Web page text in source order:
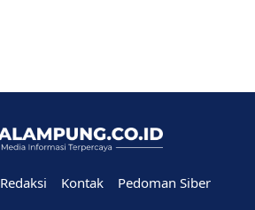
Redaksi Kontak
Pedoman Siber